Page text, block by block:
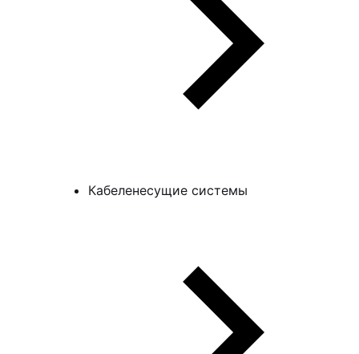
Кабеленесущие системы